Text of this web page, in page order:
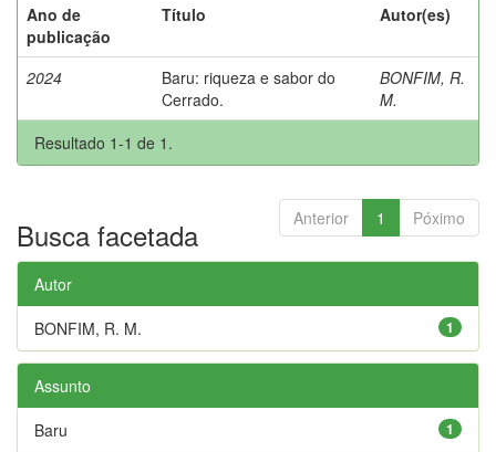
Ano de
publicação
Título Autor(es)
2024
Baru: riqueza e sabor do
Cerrado.
BONFIM, R.
M.
Resultado 1-1 de 1.
Anterior 1 Póximo
Busca facetada
Autor
1
BONFIM, R. M.
Assunto
1
Baru